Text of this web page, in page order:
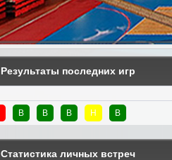
Результаты последних игр
В В В Н В
Статистика личных встреч